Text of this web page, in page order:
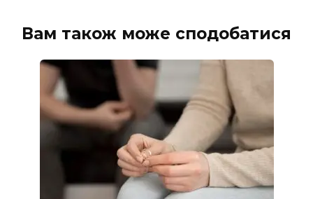
Вам також може сподобатися